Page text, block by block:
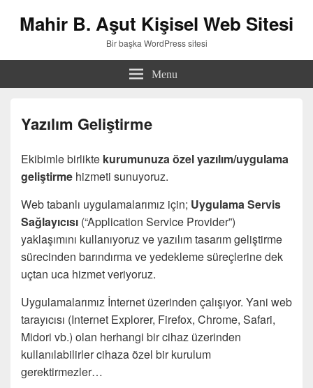
Mahir B. Aşut Kişisel Web Sitesi
Bir başka WordPress sitesi
Menu
Yazılım Geliştirme
Ekibimle birlikte kurumunuza özel yazılım/uygulama
geliştirme hizmeti sunuyoruz.
Web tabanlı uygulamalarımız için; Uygulama Servis
Sağlayıcısı (“Application Service Provider”)
yaklaşımını kullanıyoruz ve yazılım tasarım geliştirme
sürecinden barındırma ve yedekleme süreçlerine dek
uçtan uca hizmet veriyoruz.
Uygulamalarımız İnternet üzerinden çalışıyor. Yani web
tarayıcısı (Internet Explorer, Firefox, Chrome, Safari,
Midori vb.) olan herhangi bir cihaz üzerinden
kullanılabilirler cihaza özel bir kurulum
gerektirmezler…